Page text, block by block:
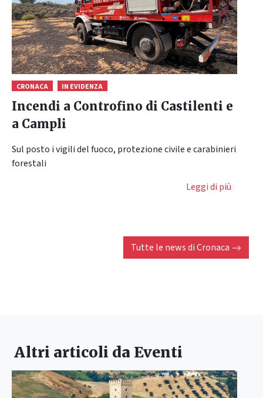
CRONACA IN EVIDENZA
Incendi a Controfino di Castilenti e
a Campli
Sul posto i vigili del fuoco, protezione civile e carabinieri
forestali
Leggi di più
Tutte le news diCronaca
Altri articoli da Eventi